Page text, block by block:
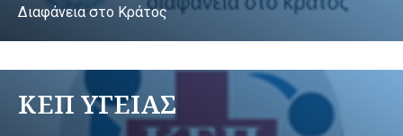
Διαφάνεια στο Κράτος
ΚΕΠ ΥΓΕΙΑΣ